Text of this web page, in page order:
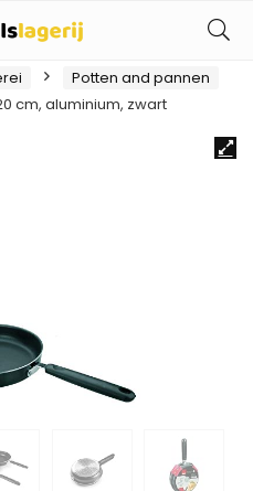
Potten and pannen
cm, aluminium, zwart